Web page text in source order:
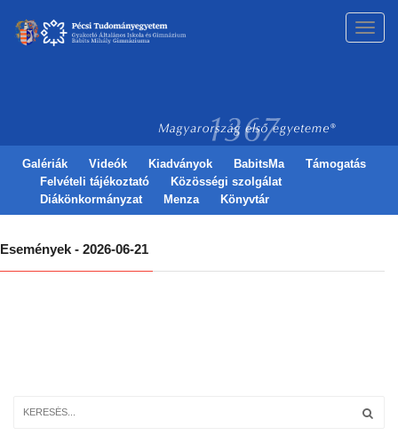
Galériák Videók Kiadványok BabitsMa
Támogatás
Felvételi tájékoztató
Közösségi szolgálat
Diákönkormányzat
Menza Könyvtár
Események - 2026-06-21